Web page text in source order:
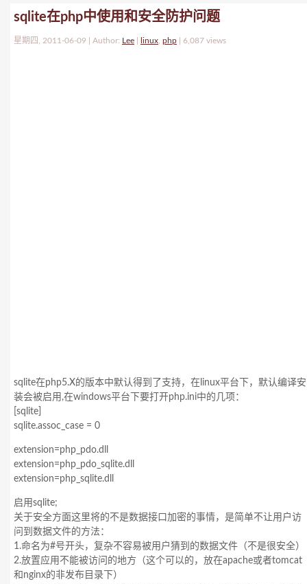
sqlite在php中使用和安全防护问题
星期四, 2011-06-09 | Author: Lee linux php 6,087 views
sqlite在php5.X的版本中默认得到了支持，在linux平台下，默认编译安
装会被启用,在windows平台下要打开php.ini中的几项：
[sqlite]
sqlite.assoc_case = 0
extension=php_pdo.dll
extension=php_pdo_sqlite.dll
extension=php_sqlite.dll
启用sqlite;
关于安全方面这里将的不是数据接口加密的事情，是简单不让用户访
问到数据文件的方法：
1.命名为#号开头，复杂不容易被用户猜到的数据文件（不是很安全）
2.放置应用不能被访问的地方（这个可以的，放在apache或者tomcat
和nginx的非发布目录下）